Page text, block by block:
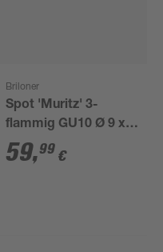
Briloner
Spot 'Muritz' 3-
flammig GU10 Ø 9 x
14,3 x 47,3 cm
59,99 €